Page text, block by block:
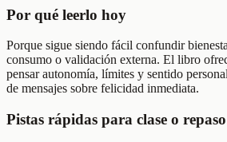
Por qué leerlo hoy
Porque sigue siendo fácil confundir
consumo o validación externa. El libro
pensar autonomía, límites y sentido
de mensajes sobre felicidad inmediata.
Pistas rápidas para clase o repaso